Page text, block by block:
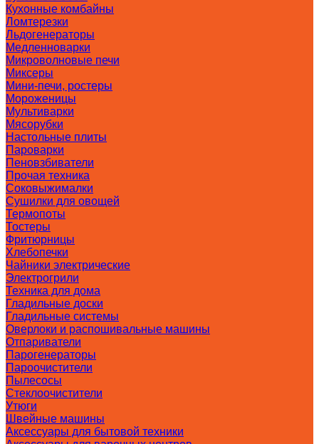
Кухонные комбайны
Ломтерезки
Льдогенераторы
Медленноварки
Микроволновые печи
Миксеры
Мини-печи, ростеры
Мороженицы
Мультиварки
Мясорубки
Настольные плиты
Пароварки
Пеновзбиватели
Прочая техника
Соковыжималки
Сушилки для овощей
Термопоты
Тостеры
Фритюрницы
Хлебопечки
Чайники электрические
Электрогрили
Техника для дома
Гладильные доски
Гладильные системы
Оверлоки и распошивальные машины
Отпариватели
Парогенераторы
Пароочистители
Пылесосы
Стеклоочистители
Утюги
Швейные машины
Аксессуары для бытовой техники